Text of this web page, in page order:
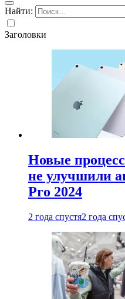
Найти:
Заголовки
Новые
не улучшили
Pro 2024
2 года спустя2 года